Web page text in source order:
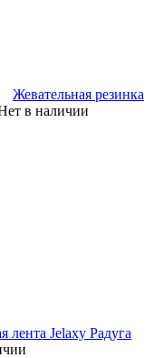
Жевательная резинка
в наличии
лента Jelaxy Радуга